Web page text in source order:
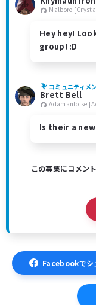
Malboro
Hey hey!
group! :D
コミュニティメ
Brett Bell
Adamantoise
Is their a
この募集にコメン
Facebookでシ